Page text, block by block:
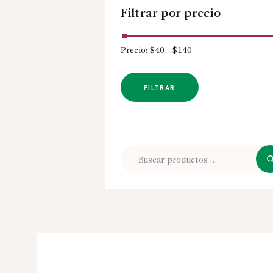
Filtrar por precio
FILTRAR
Precio: $40 - $140